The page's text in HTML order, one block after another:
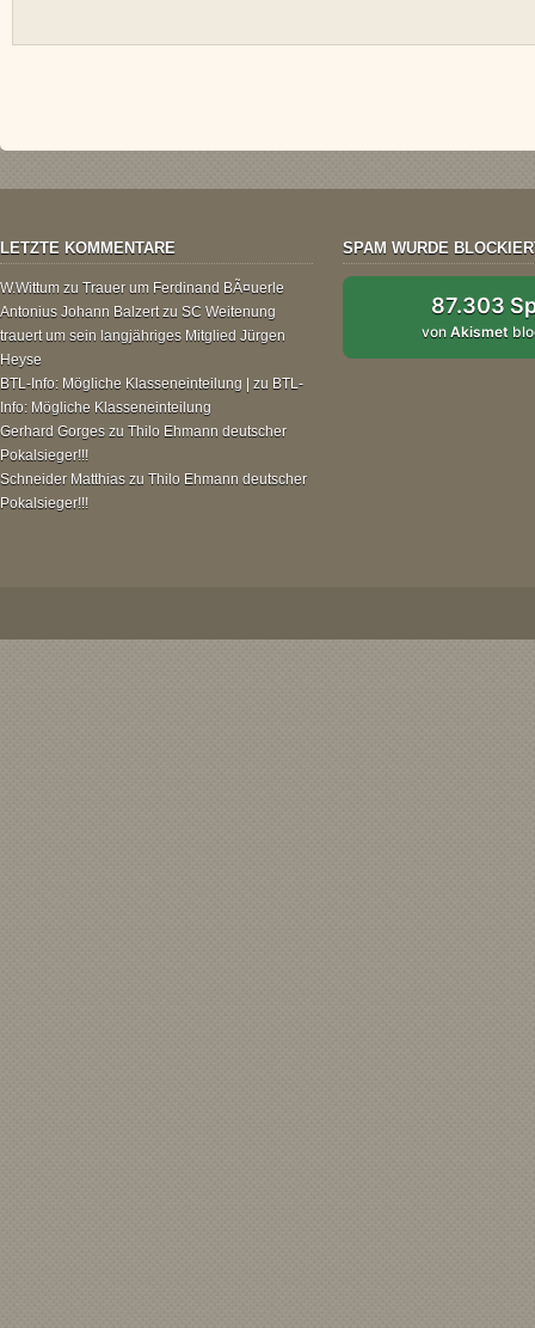
LETZTE KOMMENTARE
W.Wittum zu Trauer um Ferdinand BÃ¤uerle
Antonius Johann Balzertzu SC Weitenung
trauert um sein langjähriges Mitglied Jürgen
Heyse
BTL-Info: Mögliche Klasseneinteilung |
zu BTL-
Info: Mögliche Klasseneinteilung
Gerhard Gorges zu Thilo Ehmann deutscher
Pokalsieger!!!
Schneider Matthias zu Thilo Ehmann deutscher
Pokalsieger!!!
SPAM WURDE
87.303
vonAkismet